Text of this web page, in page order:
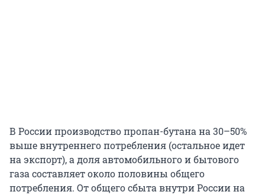
В России производство пропан-бутана на 30–50%
выше внутреннего потребления (остальное идет
на экспорт), а доля автомобильного и бытового
газа составляет около половины общего
потребления. От общего сбыта внутри России на